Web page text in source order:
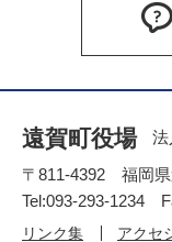
遠賀町役場
法
〒811-4392 福岡県
Tel:093-293-1234
リンク集 アクセ